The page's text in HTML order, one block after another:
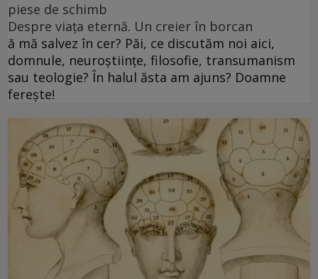
piese de schimb
Despre viața eternă. Un creier în borcan
ă mă salvez în cer? Păi, ce discutăm noi aici,
domnule, neuroștiințe, filosofie, transumanism
sau teologie? În halul ăsta am ajuns? Doamne
ferește!